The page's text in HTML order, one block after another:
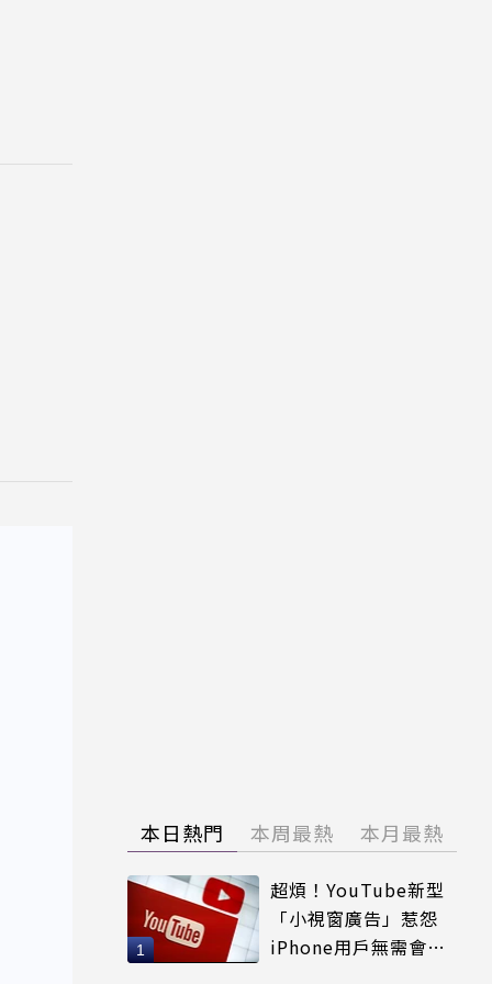
本日熱門 本周最熱 本月最熱
超煩！YouTube新型
「小視窗廣告」惹怨
iPhone用戶無需會員